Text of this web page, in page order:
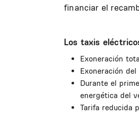
financiar el
Los taxis
Exoneración
Exoneración
Durante el
energética del
Tarifa reducida